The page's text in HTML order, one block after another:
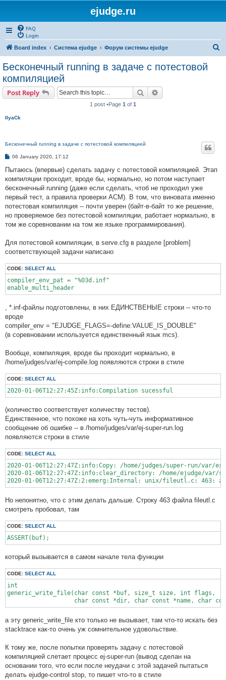
ejudge.ru
FAQ
Login
Board index Система ejudge Форум системы ejudge
Бесконечный running в задаче с потестовой
компиляцией
Post Reply Search
1 post •Page 1 of 1
IlyaCk
Бесконечный running в задаче с потестовой компиляцией
P
s
06 January 2020, 17:12
Пытаюсь (впервые) сделать задачу с потестовой компиляцией. Этап
компиляции проходит, вроде бы, нормально, но потом наступает
бесконечный running (даже если сделать, чтоб не проходил уже
первый тест, а правила проверки ACM). В том, что виновата именно
потестовая компиляция -- почти уверен (байт-в-байт то же решение,
но проверяемое без потестовой компиляции, работает нормально, в
том же соревновании на том же языке программирования).
Для потестовой компиляции, в serve.cfg в разделе [problem]
соответствующей задачи написано
CODE: SELECT ALL
compiler_env_pat = "%03d.inf"
enable_multi_header
, *.inf-файлы подготовлены, в них ЕДИНСТВЕНЫЕ строки -- что-то
вроде
compiler_env = "EJUDGE_FLAGS=-define:VALUE_IS_DOUBLE"
(в соревновании используется единственный язык mcs).
Вообще, компиляция, вроде бы проходит нормально, в
/home/judges/var/ej-compile.log появляются строки в стиле
CODE: SELECT ALL
2020-01-06T12:27:45Z:info:Compilation sucessful
(количество соответствует количеству тестов).
Единственное, что похоже на хоть чуть-чуть информативное
сообщение об ошибке -- в /home/judges/var/ej-super-run.log
появляются строки в стиле
CODE: SELECT ALL
2020-01-06T12:27:47Z:info:Copy: /home/judges/super-run/var/
2020-01-06T12:27:47Z:info:clear_directory: /home/ejudge/var/
Но непонятно, что с этим делать дальше. Строку 463 файла fileutl.c
смотреть пробовал, там
CODE: SELECT ALL
ASSERT(buf);
который вызывается в самом начале тела функции
CODE: SELECT ALL
int
generic_write_file(char const *buf, size_t size, int flags,
char const *dir, char const *name, char
а эту generic_write_file кто только не вызывает, там что-то искать без
stacktrace как-то очень уж сомнительное удовольствие.
К тому же, после попытки проверять задачу с потестовой
компиляцией слетает процесс ej-super-run (вывод сделан на
основании того, что если после неудачи с этой задачей пытаться
делать ejudge-control stop, то пишет что-то в стиле